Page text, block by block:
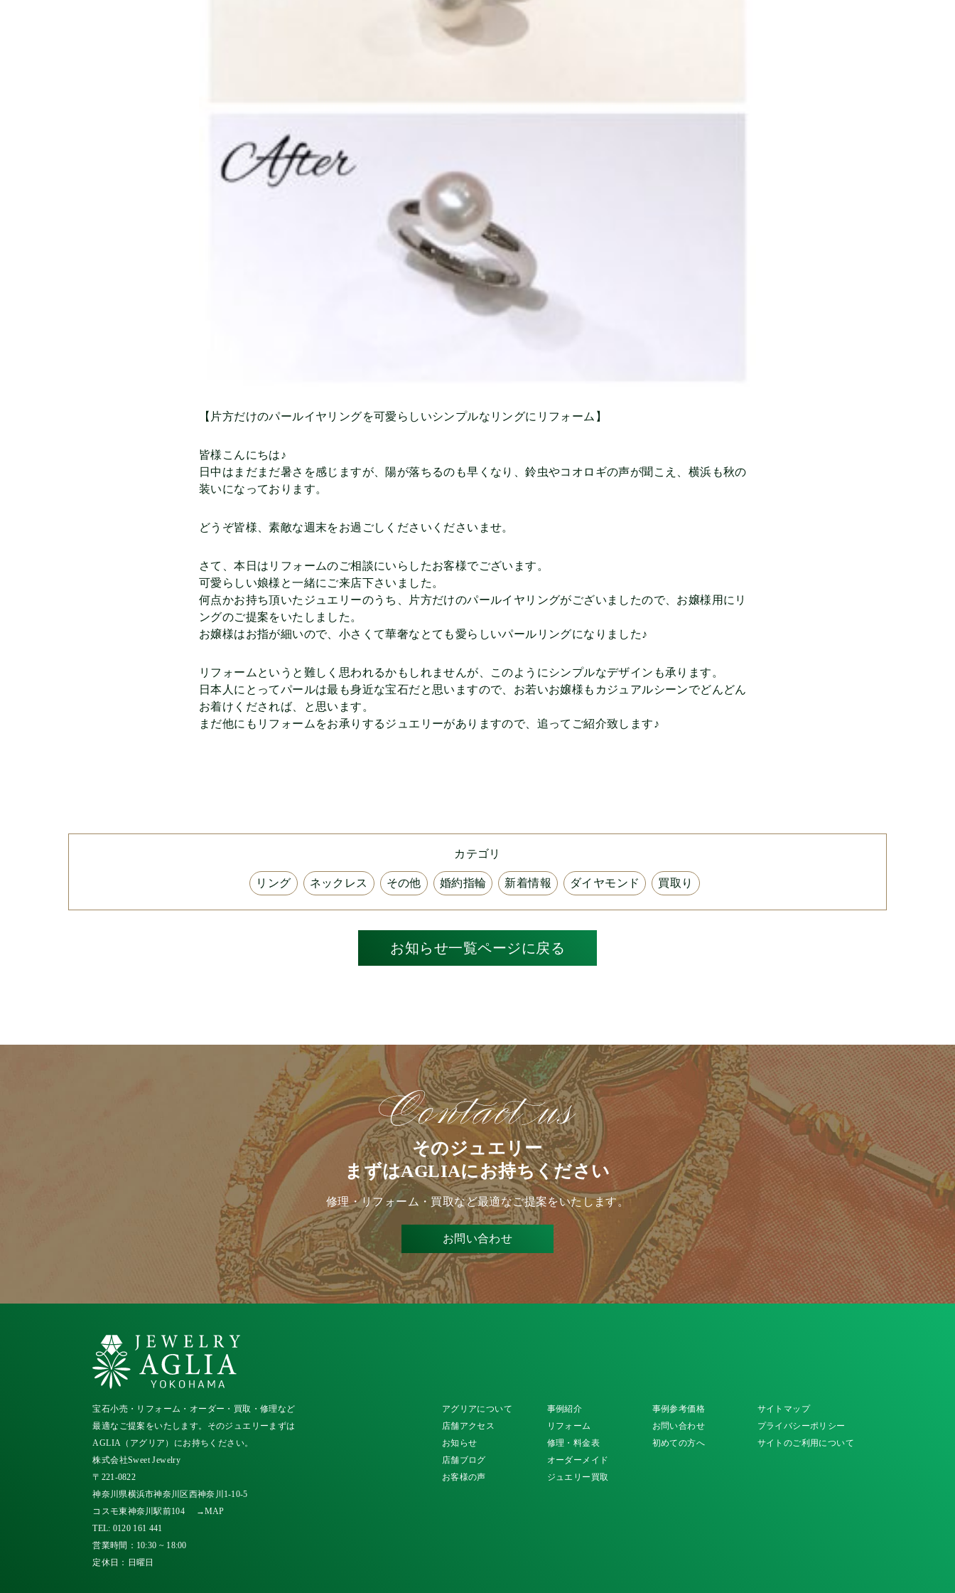
【片方だけのパールイヤリングを可愛らしいシンプルなリングにリフォーム】
皆様こんにちは♪
日中はまだまだ暑さを感じますが、陽が落ちるのも早くなり、鈴虫やコオロギの声が聞こえ、横浜も秋の
装いになっております。
どうぞ皆様、素敵な週末をお過ごしくださいくださいませ。
さて、本日はリフォームのご相談にいらしたお客様でございます。
可愛らしい娘様と一緒にご来店下さいました。
何点かお持ち頂いたジュエリーのうち、片方だけのパールイヤリングがございましたので、お嬢様用にリ
ングのご提案をいたしました。
お嬢様はお指が細いので、小さくて華奢なとても愛らしいパールリングになりました♪
リフォームというと難しく思われるかもしれませんが、このようにシンプルなデザインも承ります。
日本人にとってパールは最も身近な宝石だと思いますので、お若いお嬢様もカジュアルシーンでどんどん
お着けくだされば、と思います。
まだ他にもリフォームをお承りするジュエリーがありますので、追ってご紹介致します♪
カテゴリ
リング ネックレス その他 婚約指輪 新着情報 ダイヤモンド 買取り
お知らせ一覧ページに戻る
そのジュエリー
まずはAGLIAにお持ちください
修理・リフォーム・買取など最適なご提案をいたします。
お問い合わせ
宝石小売・リフォーム・オーダー・買取・修理など
最適なご提案をいたします。そのジュエリーまずは
AGLIA（アグリア）にお持ちください。
株式会社Sweet Jewelry
〒221-0822
神奈川県横浜市神奈川区西神奈川1-10-5
コスモ東神奈川駅前104
→MAP
TEL: 0120 161 441
営業時間：10:30 ~ 18:00
定休日：日曜日
アグリアについて
店舗アクセス
お知らせ
店舗ブログ
お客様の声
事例紹介
リフォーム
修理・料金表
オーダーメイド
ジュエリー買取
事例参考価格
お問い合わせ
初めての方へ
サイトマップ
プライバシーポリシー
サイトのご利用について